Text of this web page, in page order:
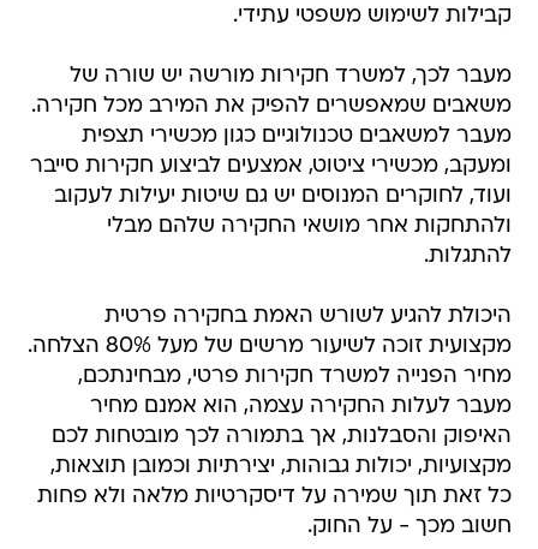
קבילות לשימוש משפטי עתידי.
מעבר לכך, למשרד חקירות מורשה יש שורה של
משאבים שמאפשרים להפיק את המירב מכל חקירה.
מעבר למשאבים טכנולוגיים כגון מכשירי תצפית
ומעקב, מכשירי ציטוט, אמצעים לביצוע חקירות סייבר
ועוד, לחוקרים המנוסים יש גם שיטות יעילות לעקוב
ולהתחקות אחר מושאי החקירה שלהם מבלי
להתגלות.
היכולת להגיע לשורש האמת בחקירה פרטית
מקצועית זוכה לשיעור מרשים של מעל 80% הצלחה.
מחיר הפנייה למשרד חקירות פרטי, מבחינתכם,
מעבר לעלות החקירה עצמה, הוא אמנם מחיר
האיפוק והסבלנות, אך בתמורה לכך מובטחות לכם
מקצועיות, יכולות גבוהות, יצירתיות וכמובן תוצאות,
כל זאת תוך שמירה על דיסקרטיות מלאה ולא פחות
חשוב מכך - על החוק.